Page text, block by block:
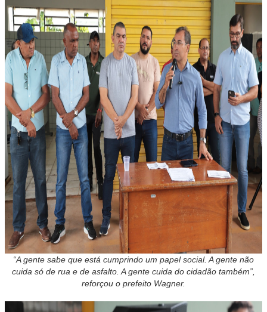
“A gente sabe que está cumprindo um papel social. A gente não
cuida só de rua e de asfalto. A gente cuida do cidadão também”,
reforçou o prefeito Wagner.